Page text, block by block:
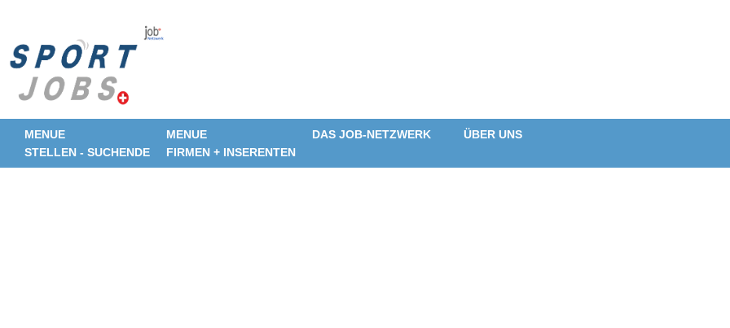
MENUE
STELLEN - SUCHENDE
MENUE
FIRMEN + INSERENTEN
DAS JOB-NETZWERK ÜBER UNS